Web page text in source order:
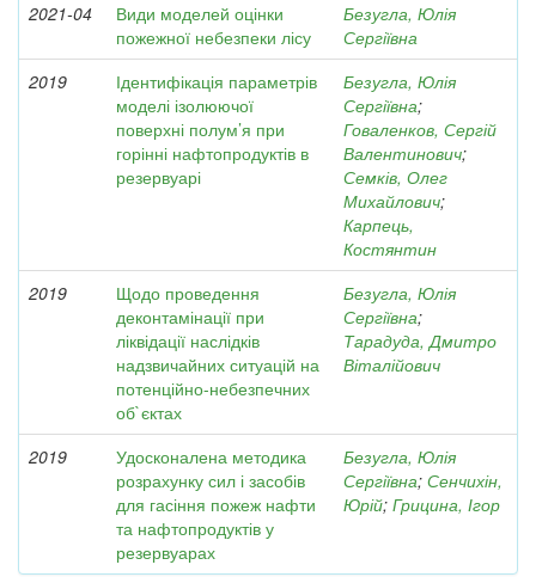
2021-04
Види моделей оцінки
пожежної небезпеки лісу
Безугла, Юлія
Сергіївна
2019
Ідентифікація параметрів
моделі ізолюючої
поверхні полум’я при
горінні нафтопродуктів в
резервуарі
Безугла, Юлія
Сергіївна;
Говаленков, Сергій
Валентинович;
Семків, Олег
Михайлович;
Карпець,
Костянтин
2019
Щодо проведення
деконтамінації при
ліквідації наслідків
надзвичайних ситуацій на
потенційно-небезпечних
об`єктах
Безугла, Юлія
Сергіївна;
Тарадуда, Дмитро
Віталійович
2019
Удосконалена методика
розрахунку сил і засобів
для гасіння пожеж нафти
та нафтопродуктів у
резервуарах
Безугла, Юлія
Сергіївна; Сенчихін,
Юрій; Грицина, Ігор